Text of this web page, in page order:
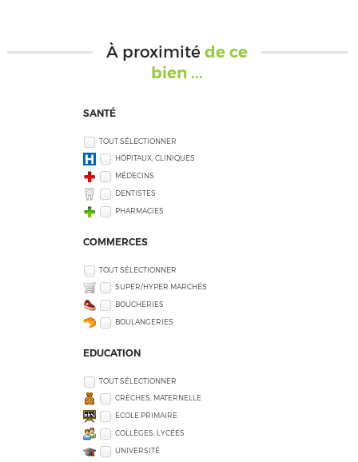
À proximitéde ce
bien ...
SANTÉ
TOUT SÉLECTIONNER
HÔPITAUX, CLINIQUES
MÉDECINS
DENTISTES
PHARMACIES
COMMERCES
TOUT SÉLECTIONNER
SUPER/HYPER MARCHÉS
BOUCHERIES
BOULANGERIES
EDUCATION
TOUT SÉLECTIONNER
CRÈCHES, MATERNELLE
ECOLE PRIMAIRE
COLLÈGES, LYCÉES
UNIVERSITÉ